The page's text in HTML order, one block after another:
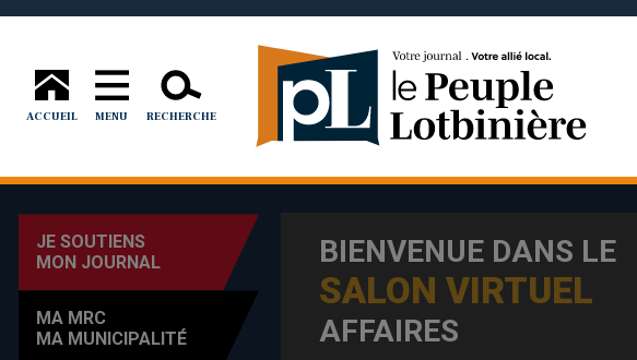
ACCUEIL MENU RECHERCHE
JE SOUTIENS
MON JOURNAL
MA MRC
MA MUNICIPALITÉ
BIENVENUE DANS LE
SALON VIRTUEL
AFFAIRES